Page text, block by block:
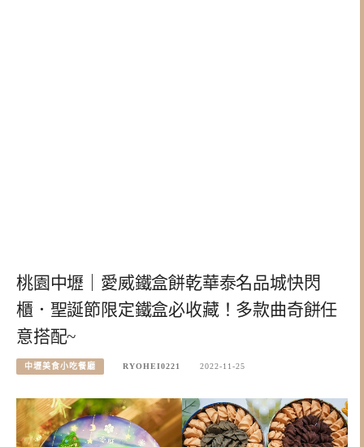
桃園中壢｜愛威鐵盒餅乾華泰名品城快閃
櫃．聖誕節限定鐵盒必收藏！多款曲奇餅任
意搭配~
中壢美食小吃餐廳 RYOHEI0221 2022-11-25